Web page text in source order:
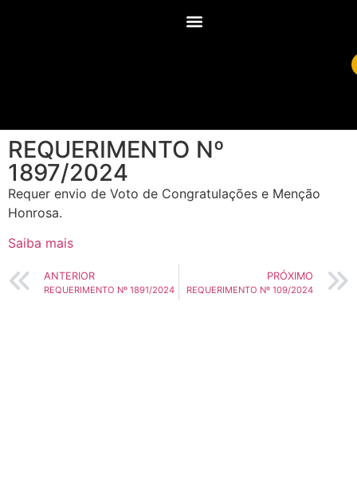
REQUERIMENTO Nº
1897/2024
Requer envio de Voto de Congratulações e Menção
Honrosa.
Saiba mais
ANTERIOR
REQUERIMENTO Nº 1891/2024
PRÓXIMO
REQUERIMENTO Nº 109/2024